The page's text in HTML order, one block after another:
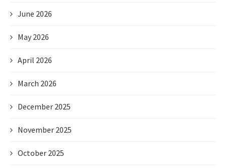
June 2026
May 2026
April 2026
March 2026
December 2025
November 2025
October 2025